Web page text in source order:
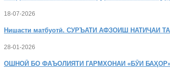
18-07-2026
Нишасти матбуотӣ. СУРЪАТИ АФЗОИШ НАТИҶАИ
28-01-2026
ОШНОӢ БО ФАЪОЛИЯТИ ГАРМХОНАИ «БӮИ